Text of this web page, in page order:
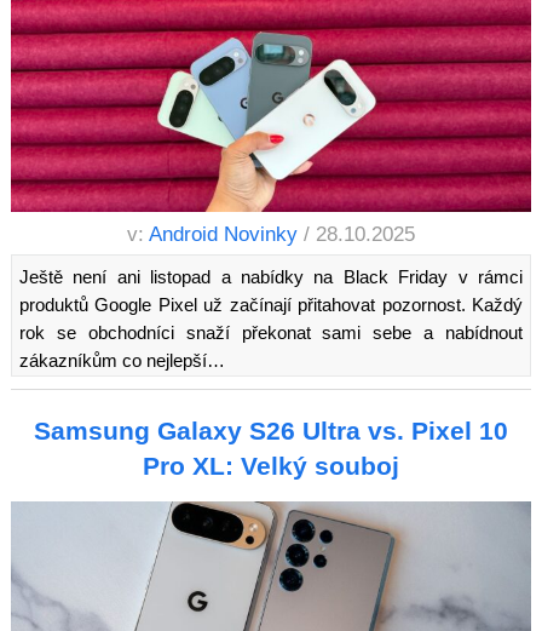
v: Android Novinky / 28.10.2025
Ještě není ani listopad a nabídky na Black Friday v rámci
produktů Google Pixel už začínají přitahovat pozornost. Každý
rok se obchodníci snaží překonat sami sebe a nabídnout
zákazníkům co nejlepší…
Samsung Galaxy S26 Ultra vs. Pixel 10
Pro XL: Velký souboj